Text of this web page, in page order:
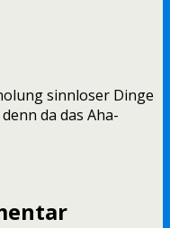
sinnloser Dinge
da das Aha-